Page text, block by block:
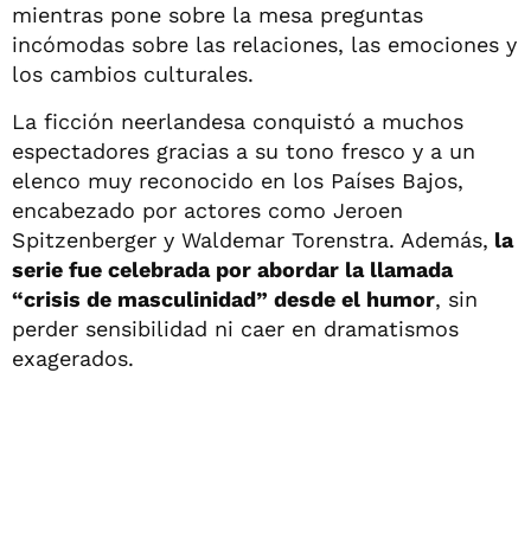
mientras pone sobre la mesa preguntas
incómodas sobre las relaciones, las emociones y
los cambios culturales.
La ficción neerlandesa conquistó a muchos
espectadores gracias a su tono fresco y a un
elenco muy reconocido en los Países Bajos,
encabezado por actores como Jeroen
Spitzenberger y Waldemar Torenstra. Además, la
serie fue celebrada por abordar la llamada
“crisis de masculinidad” desde el humor, sin
perder sensibilidad ni caer en dramatismos
exagerados.